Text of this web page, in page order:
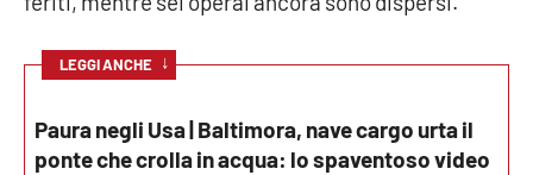
Ambiente
Cronaca
LEGGI ANCHE ↓
Paura negli Usa | Baltimora, nave cargo urta il
ponte che crolla in acqua: lo spaventoso video